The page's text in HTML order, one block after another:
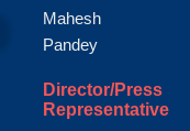
Mahesh
Pandey
Director/Press
Representative